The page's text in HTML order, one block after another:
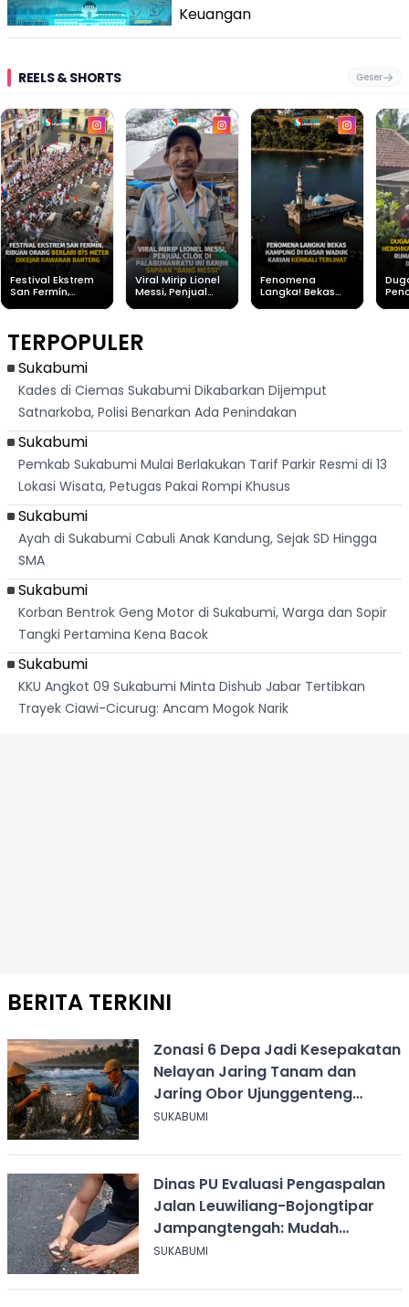
Keuangan
REELS & SHORTS Geser
Festival Ekstrem
San Fermín,
Banteng
Viral Mirip Lionel
Messi, Penjual
"Bang Messi"
Fenomena
Langka! Bekas
TERPOPULER
Sukabumi
Kades di Ciemas Sukabumi Dikabarkan Dijemput
Satnarkoba, Polisi Benarkan Ada Penindakan
Sukabumi
Pemkab Sukabumi Mulai Berlakukan Tarif Parkir Resmi di 13
Lokasi Wisata, Petugas Pakai Rompi Khusus
Sukabumi
Ayah di Sukabumi Cabuli Anak Kandung, Sejak SD Hingga
SMA
Sukabumi
Korban Bentrok Geng Motor di Sukabumi, Warga dan Sopir
Tangki Pertamina Kena Bacok
Sukabumi
KKU Angkot 09 Sukabumi Minta Dishub Jabar Tertibkan
Trayek Ciawi-Cicurug: Ancam Mogok Narik
BERITA TERKINI
Zonasi 6 Depa Jadi Kesepakatan
Nelayan Jaring Tanam dan
Jaring Obor Ujunggenteng
Sukabumi
SUKABUMI
Dinas PU Evaluasi Pengaspalan
Jalan Leuwiliang-Bojongtipar
Jampangtengah: Mudah
Mengelupas
SUKABUMI